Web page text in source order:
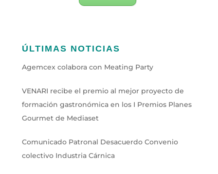
ÚLTIMAS NOTICIAS
Agemcex colabora con Meating Party
VENARI recibe el premio al mejor proyecto de
formación gastronómica en los I Premios Planes
Gourmet de Mediaset
Comunicado Patronal Desacuerdo Convenio
colectivo Industria Cárnica